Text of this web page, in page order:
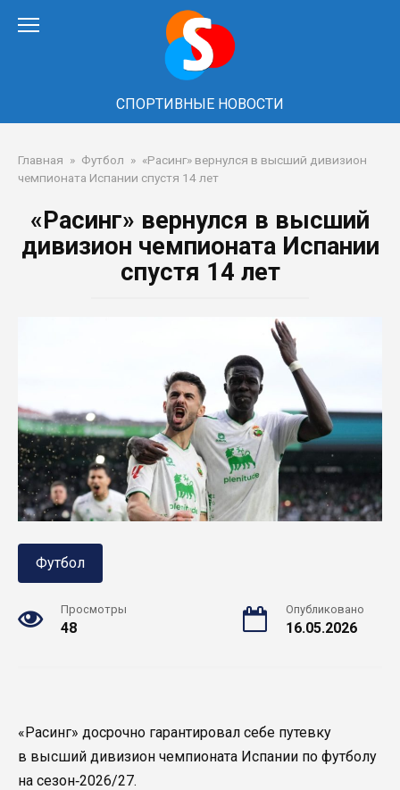
СПОРТИВНЫЕ НОВОСТИ
Главная » Футбол » «Расинг» вернулся в высший дивизион
чемпионата Испании спустя 14 лет
«Расинг» вернулся в высший
дивизион чемпионата Испании
спустя 14 лет
Футбол
Просмотры
48
Опубликовано
16.05.2026
«Расинг» досрочно гарантировал себе путевку
в высший дивизион чемпионата Испании по футболу
на сезон‑2026/27.